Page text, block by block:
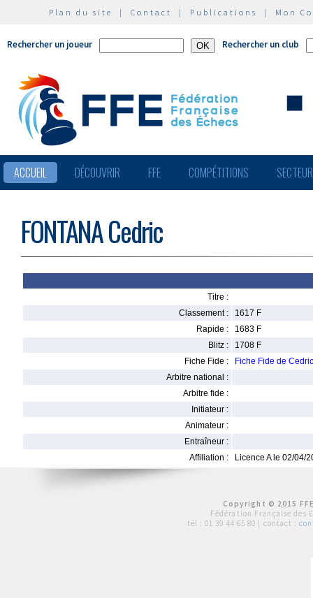
Plan du site | Contact | Publications | Mon
Rechercher un joueur Rechercher un club
ACCUEIL DÉCOUVRIR FFE COMPÉTITIONS
FONTANA Cedric
Titre :
Classement :
1617 F
Rapide :
1683 F
Blitz :
1708 F
Fiche Fide :
Fiche Fide de
Arbitre national :
Arbitre fide :
Initiateur :
Animateur :
Entraîneur :
Affiliation :
Licence A le 02/04/
Copyright © 2015
Fédération Française des
tél : 01 39 44 65 80 | contact :